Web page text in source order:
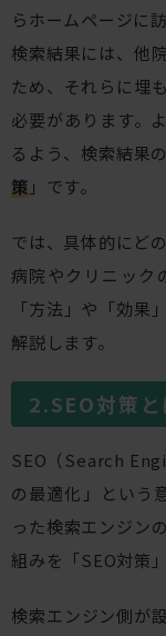
らホームページに
検索結果には、他
ため、それらに埋
必要があります。
るよう、検索結果
策」です。
では、具体的にど
病院やクリニック
「方法」や「効果
解説します。
SEO対策
SEO（Search
の最適化」という
った検索エンジン
組みを「SEO対策
検索エンジン側が